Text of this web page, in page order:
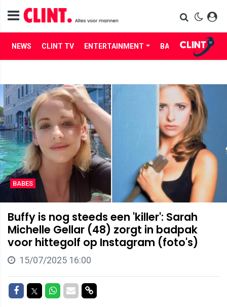
NEWS CLINT TV ENTERTAINMENT BABES LIFE
BABES
Buffy is nog steeds een 'killer': Sarah
Michelle Gellar (48) zorgt in badpak
voor hittegolf op Instagram (foto's)
15/07/2025 16:00
Delen op Facebook
Delen op Twitter
Delen op Whatsapp
Delen via Mail
Delen via link